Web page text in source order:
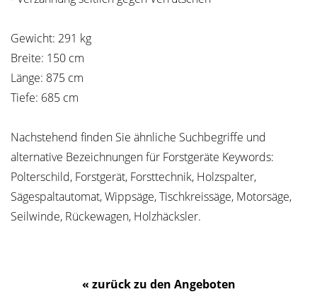
Gewicht: 291 kg
Breite: 150 cm
Länge: 875 cm
Tiefe: 685 cm
Nachstehend finden Sie ähnliche Suchbegriffe und
alternative Bezeichnungen für Forstgeräte Keywords:
Polterschild, Forstgerät, Forsttechnik, Holzspalter,
Sägespaltautomat, Wippsäge, Tischkreissäge, Motorsäge,
Seilwinde, Rückewagen, Holzhäcksler.
« zurück zu den Angeboten